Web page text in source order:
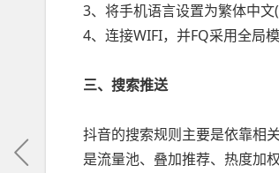
3、将手机语言设置为繁体中文
4、连接WIFI，并FQ采用全局模
三、搜索推送
抖音的搜索规则主要是依靠相
是流量池、叠加推荐、热度加